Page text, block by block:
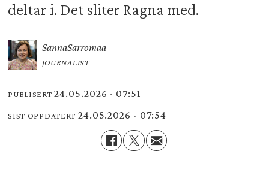
deltar i. Det sliter Ragna med.
SannaSarromaa
JOURNALIST
PUBLISERT 24.05.2026 - 07:51
SIST OPPDATERT 24.05.2026 - 07:54